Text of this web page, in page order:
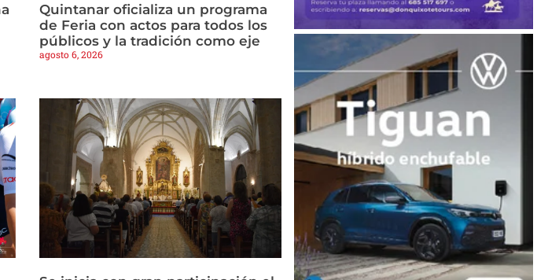
Quintanar oficializa un programa
de Feria con actos para todos los
públicos y la tradición como eje
agosto 6, 2026